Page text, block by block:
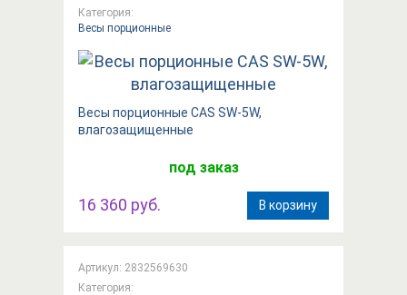
Категория:
Весы порционные
Весы порционные CAS SW-5W,
влагозащищенные
под заказ
16 360 руб. В корзину
Артикул: 2832569630
Категория: